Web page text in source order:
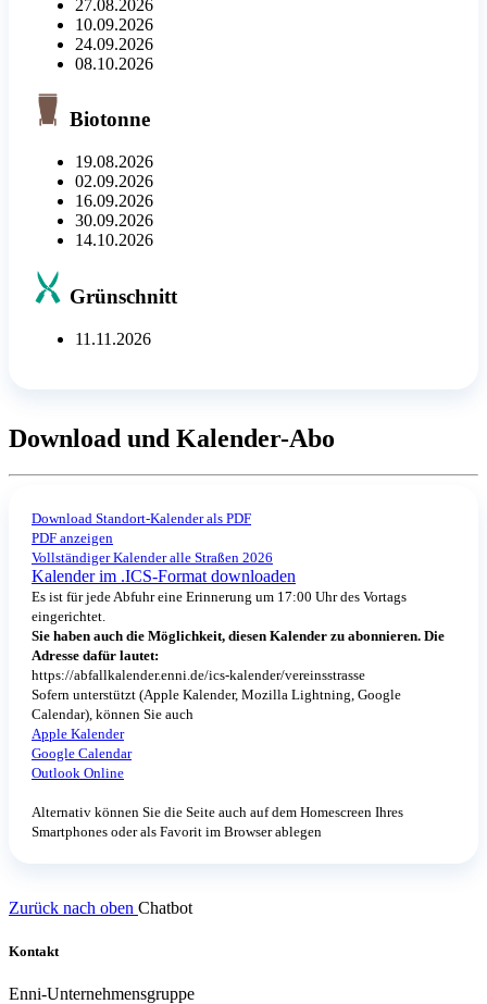
27.08.2026
10.09.2026
24.09.2026
08.10.2026
Biotonne
19.08.2026
02.09.2026
16.09.2026
30.09.2026
14.10.2026
Grünschnitt
11.11.2026
Download und Kalender-Abo
Download Standort-Kalender als PDF
PDF anzeigen
Vollständiger Kalender alle Straßen 2026
Kalender im .ICS-Format downloaden
Es ist für jede Abfuhr eine Erinnerung um 17:00 Uhr des Vortags
eingerichtet.
Sie haben auch die Möglichkeit, diesen Kalender zu abonnieren. Die
Adresse dafür lautet:
https://abfallkalender.enni.de/ics-kalender/vereinsstrasse
Sofern unterstützt (Apple Kalender, Mozilla Lightning, Google
Calendar), können Sie auch
Apple Kalender
Google Calendar
Outlook Online
Alternativ können Sie die Seite auch auf dem Homescreen Ihres
Smartphones oder als Favorit im Browser ablegen
Zurück nach oben Chatbot
Kontakt
Enni-Unternehmensgruppe